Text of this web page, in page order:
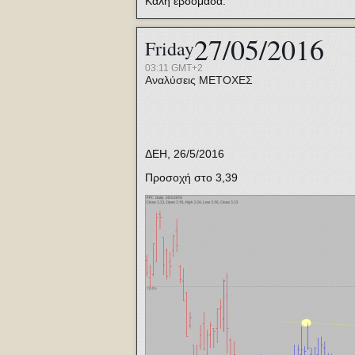
Friday27/05/2016
03:11 GMT+2
Αναλύσεις ΜΕΤΟΧΕΣ
ΔΕΗ, 26/5/2016
Προσοχή στο 3,39